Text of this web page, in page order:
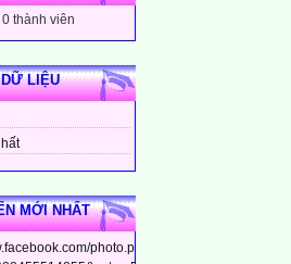
thành viên
LIỆU
MỚI NHẤT
photo.php?